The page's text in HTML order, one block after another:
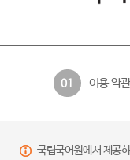
01 이용 약
국립국어원에서 제공